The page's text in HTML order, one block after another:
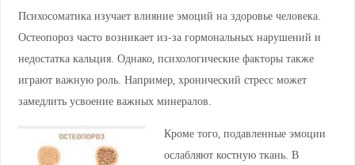
Психосоматика изучает влияние эмоций на здоровье человека.
Остеопороз часто возникает из-за гормональных нарушений и
недостатка кальция. Однако, психологические факторы также
играют важную роль. Например, хронический стресс может
замедлить усвоение важных минералов.
Кроме того, подавленные эмоции
ослабляют костную ткань. В